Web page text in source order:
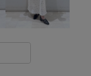
vis_26ss_summergoods
VIS_outdoor
vis_pickuptops